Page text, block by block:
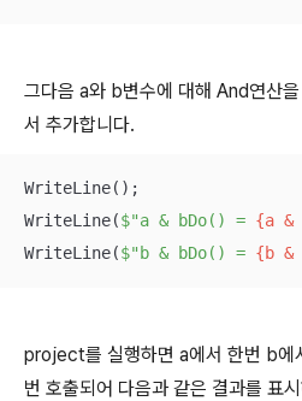
그다음 a와 b변수에 대해 And연산
서 추가합니다.
WriteLine();
WriteLine($"a & bDo() = {a &
WriteLine($"b & bDo() = {b &
project를 실행하면 a에서 한번 b
번 호출되어 다음과 같은 결과를 표